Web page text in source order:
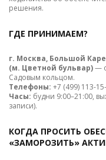
решения.
ГДЕ ПРИНИМАЕМ?
г. Москва, Большой
(м. Цветной бульвар)—
Садовым кольцом.
Телефоны: +7 (499) 113-
Часы: будни 9:00–21:00,
записи).
КОГДА ПРОСИТЬ
«ЗАМОРОЗИТЬ»